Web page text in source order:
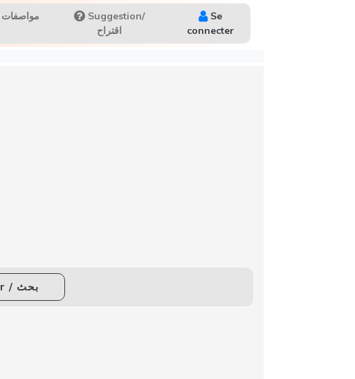
Suggestion/
اقتراح
Se
connecter
Rechercher / بحث